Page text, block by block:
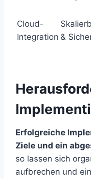
Cloud-
Integration &
Erfolgreiche
Ziele und ein
so lassen sich
aufbrechen und